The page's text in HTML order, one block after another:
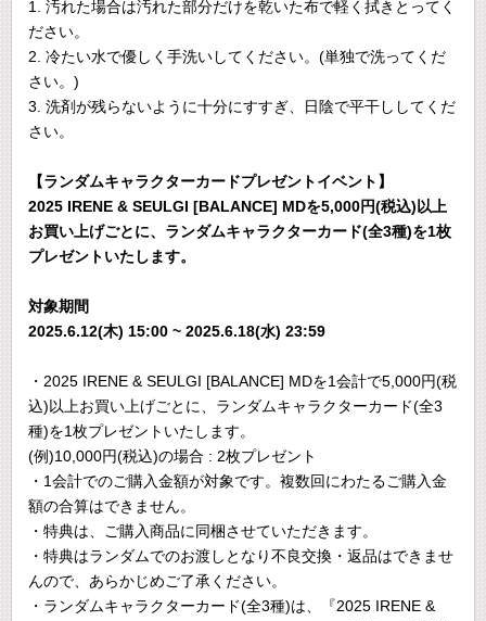
1. 汚れた場合は汚れた部分だけを乾いた布で軽く拭きとってく
ださい。
2. 冷たい水で優しく手洗いしてください。(単独で洗ってくだ
さい。)
3. 洗剤が残らないように十分にすすぎ、日陰で平干ししてくだ
さい。
【ランダムキャラクターカードプレゼントイベント】
2025 IRENE & SEULGI [BALANCE] MDを5,000円(税込)以上
お買い上げごとに、ランダムキャラクターカード(全3種)を1枚
プレゼントいたします。
対象期間
2025.6.12(木) 15:00 ~ 2025.6.18(水) 23:59
・2025 IRENE & SEULGI [BALANCE] MDを1会計で5,000円(税
込)以上お買い上げごとに、ランダムキャラクターカード(全3
種)を1枚プレゼントいたします。
(例)10,000円(税込)の場合 : 2枚プレゼント
・1会計でのご購入金額が対象です。複数回にわたるご購入金
額の合算はできません。
・特典は、ご購入商品に同梱させていただきます。
・特典はランダムでのお渡しとなり不良交換・返品はできませ
んので、あらかじめご了承ください。
・ランダムキャラクターカード(全3種)は、『2025 IRENE &